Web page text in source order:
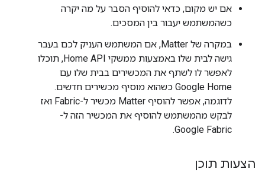
אם יש מקום, כדאי להוסיף הסבר על מה יקרה
כשהמשתמש יעבור בין המסכים.
במקרה של Matter, אם המשתמש העניק לכם בעבר
גישה לבית שלו באמצעות ממשקי Home API, תוכלו
לאפשר לו לשתף את המכשירים בבית שלו עם
Google Home כשהוא מוסיף מכשירים חדשים.
לדוגמה, אפשר להוסיף Matter
מכשיר ל-Fabric ואז
לבקש מהמשתמש להוסיף את המכשיר הזה ל-
Google Fabric.
הצעות תוכן